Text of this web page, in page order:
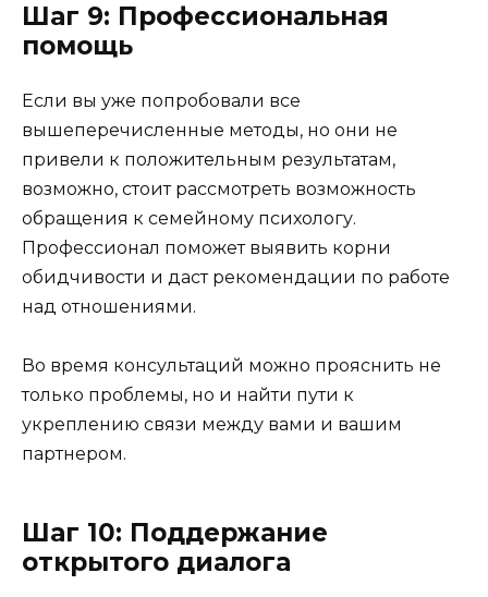
Шаг 9: Профессиональная
помощь
Если вы уже попробовали все
вышеперечисленные методы, но они не
привели к положительным результатам,
возможно, стоит рассмотреть возможность
обращения к семейному психологу.
Профессионал поможет выявить корни
обидчивости и даст рекомендации по работе
над отношениями.
Во время консультаций можно прояснить не
только проблемы, но и найти пути к
укреплению связи между вами и вашим
партнером.
Шаг 10: Поддержание
открытого диалога